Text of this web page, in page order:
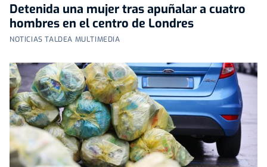
Detenida una mujer tras apuñalar a cuatro
hombres en el centro de Londres
NOTICIAS TALDEA MULTIMEDIA